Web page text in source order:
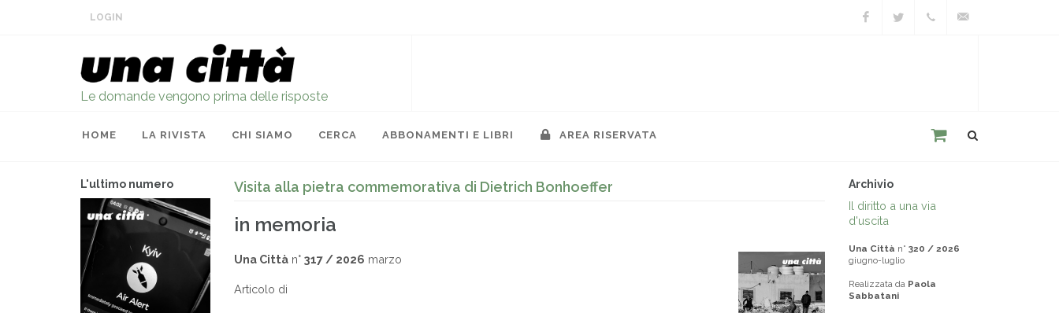
LOGIN
Le domande vengono prima delle risposte
HOME LA RIVISTA CHI SIAMO CERCA ABBONAMENTI E LIBRI AREA RISERVATA
L'ultimo numero Visita alla pietra commemorativa di Dietrich Bonhoeffer
in memoria
Una Città n° 317 / 2026 marzo
Articolo di
Archivio
Il diritto a una via
d'uscita
Una Città n° 320 / 2026
giugno-luglio
Realizzata da Paola
Sabbatani